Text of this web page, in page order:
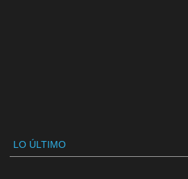
LO ÚLTIMO